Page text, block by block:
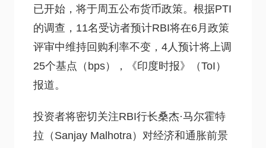
已开始，将于周五公布货币政策。根据PTI
的调查，11名受访者预计RBI将在6月政策
评审中维持回购利率不变，4人预计将上调
25个基点（bps），《印度时报》（ToI）
报道。
投资者将密切关注RBI行长桑杰·马尔霍特
拉（Sanjay Malhotra）对经济和通胀前景